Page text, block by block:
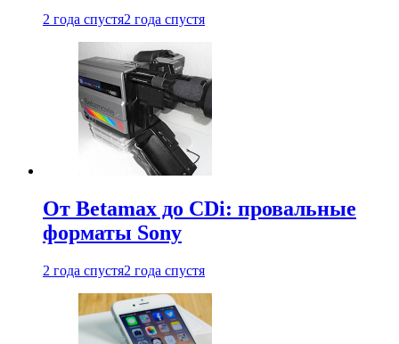
2 года спустя2 года спустя
От Betamax до CDi: провальные
форматы Sony
2 года спустя2 года спустя